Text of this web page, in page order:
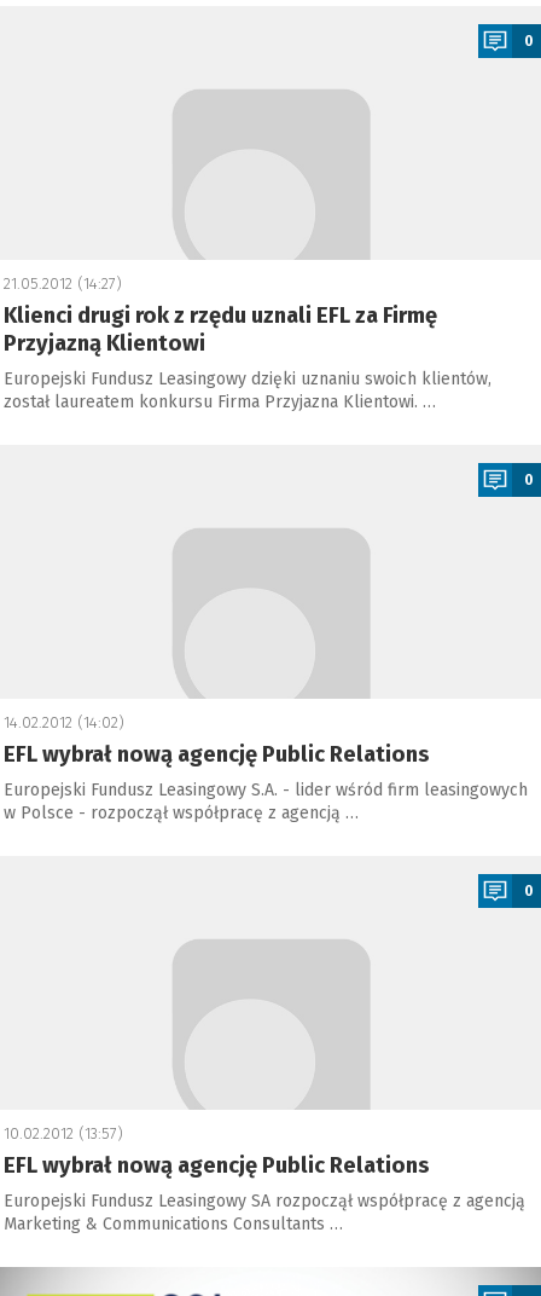
0
21.05.2012 (14:27)
Klienci drugi rok z rzędu uznali EFL za Firmę
Przyjazną Klientowi
Europejski Fundusz Leasingowy dzięki uznaniu swoich klientów,
został laureatem konkursu Firma Przyjazna Klientowi. …
0
14.02.2012 (14:02)
EFL wybrał nową agencję Public Relations
Europejski Fundusz Leasingowy S.A. - lider wśród firm leasingowych
w Polsce - rozpoczął współpracę z agencją …
0
10.02.2012 (13:57)
EFL wybrał nową agencję Public Relations
Europejski Fundusz Leasingowy SA rozpoczął współpracę z agencją
Marketing & Communications Consultants …